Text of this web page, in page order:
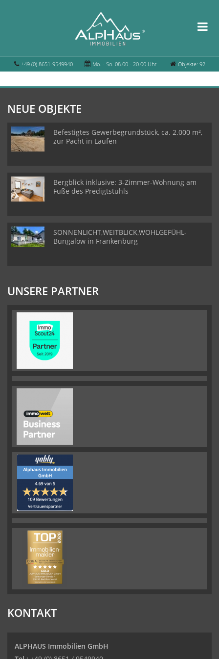
+49 (0) 8651-9549940 Mo. - So. 08.00 - 20.00 Uhr Objekte: 92
NEUE OBJEKTE
Befestigtes Gewerbegrundstück, ca. 2.000 m²,
zur Pacht in Laufen
Bergblick inklusive: 3-Zimmer-Wohnung am
Fuße des Predigtstuhls
SONNENLICHT,WEITBLICK,WOHLGEFÜHL-
Bungalow in Frankenburg
UNSERE PARTNER
KONTAKT
ALPHAUS Immobilien GmbH